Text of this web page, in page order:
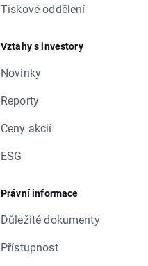
Tiskové oddělení
Vztahy s investory
Novinky
Reporty
Ceny akcií
ESG
Právní informace
Důležité dokumenty
Přístupnost